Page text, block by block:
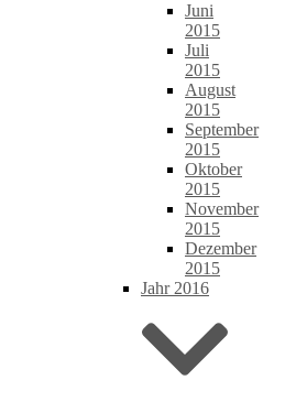
Juni
2015
Juli
2015
August
2015
September
2015
Oktober
2015
November
2015
Dezember
2015
Jahr 2016